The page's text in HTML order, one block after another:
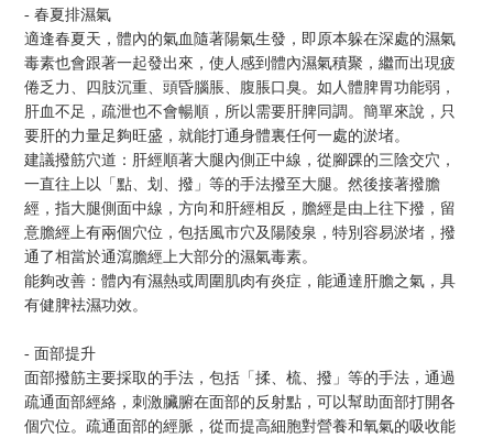
- 春夏排濕氣
適逢春夏天，體內的氣血隨著陽氣生發，即原本躲在深處的濕氣
毒素也會跟著一起發出來，使人感到體內濕氣積聚，繼而出現疲
倦乏力、四肢沉重、頭昏腦脹、腹脹口臭。如人體脾胃功能弱，
肝血不足，疏泄也不會暢順，所以需要肝脾同調。簡單來說，只
要肝的力量足夠旺盛，就能打通身體裏任何一處的淤堵。
建議撥筋穴道：肝經順著大腿內側正中線，從腳踝的三陰交穴，
一直往上以「點、划、撥」等的手法撥至大腿。然後接著撥膽
經，指大腿側面中線，方向和肝經相反，膽經是由上往下撥，留
意膽經上有兩個穴位，包括風市穴及陽陵泉，特別容易淤堵，撥
通了相當於通瀉膽經上大部分的濕氣毒素。
能夠改善：體內有濕熱或周圍肌肉有炎症，能通達肝膽之氣，具
有健脾袪濕功效。
- 面部提升
面部撥筋主要採取的手法，包括「揉、梳、撥」等的手法，通過
疏通面部經絡，刺激臟腑在面部的反射點，可以幫助面部打開各
個穴位。疏通面部的經脈，從而提高細胞對營養和氧氣的吸收能